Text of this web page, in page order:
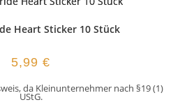
Heart Sticker 10 Stück
5,99 €
da Kleinunternehmer nach §19 (1)
UStG.